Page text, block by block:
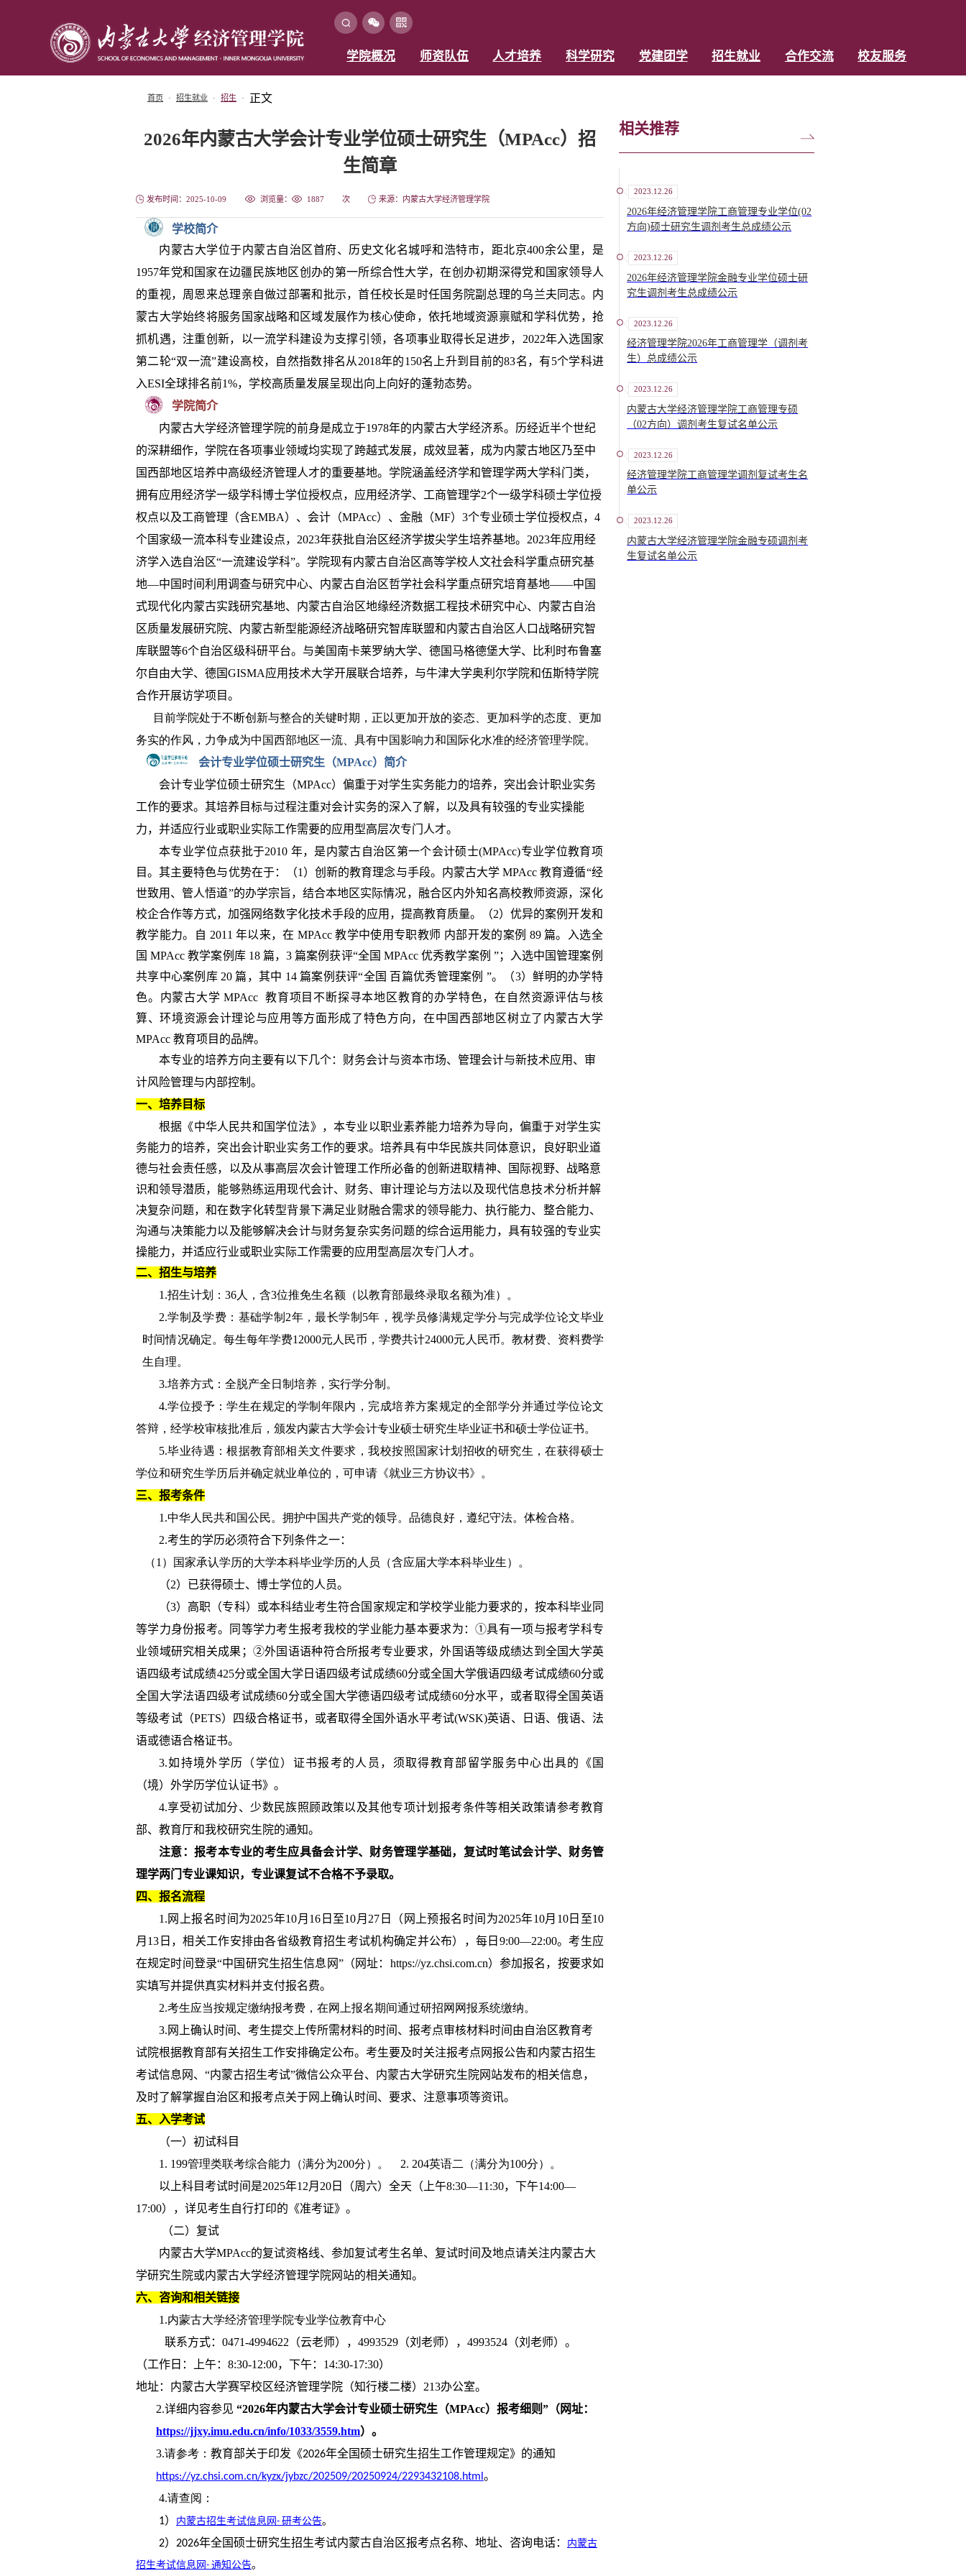
学院概况 师资队伍 人才培养 科学研究 党建团学 招生就业 合作交流 校友服务
首页 · 招生就业 · 招生 · 正文
2026年内蒙古大学会计专业学位硕士研究生（MPAcc）招
生简章
发布时间：2025-10-09 浏览量： 1887 次 来源：内蒙古大学经济管理学院
学校简介
内蒙古大学位于内蒙古自治区首府、历史文化名城呼和浩特市，距北京400余公里，是
1957年党和国家在边疆民族地区创办的第一所综合性大学，在创办初期深得党和国家领导人
的重视，周恩来总理亲自做过部署和批示，首任校长是时任国务院副总理的乌兰夫同志。内
蒙古大学始终将服务国家战略和区域发展作为核心使命，依托地域资源禀赋和学科优势，抢
抓机遇，注重创新，以一流学科建设为支撑引领，各项事业取得长足进步，2022年入选国家
第二轮“双一流”建设高校，自然指数排名从2018年的150名上升到目前的83名，有5个学科进
入ESI全球排名前1%，学校高质量发展呈现出向上向好的蓬勃态势。
学院简介
内蒙古大学经济管理学院的前身是成立于1978年的内蒙古大学经济系。历经近半个世纪
的深耕细作，学院在各项事业领域均实现了跨越式发展，成效显著，成为内蒙古地区乃至中
国西部地区培养中高级经济管理人才的重要基地。学院涵盖经济学和管理学两大学科门类，
拥有应用经济学一级学科博士学位授权点，应用经济学、工商管理学2个一级学科硕士学位授
权点以及工商管理（含EMBA）、会计（MPAcc）、金融（MF） 3个专业硕士学位授权点， 4
个国家级一流本科专业建设点， 2023年获批自治区经济学拔尖学生培养基地。 2023年应用经
济学入选自治区“一流建设学科”。学院现有内蒙古自治区高等学校人文社会科学重点研究基
地—中国时间利用调查与研究中心、内蒙古自治区哲学社会科学重点研究培育基地——中国
式现代化内蒙古实践研究基地、内蒙古自治区地缘经济数据工程技术研究中心、内蒙古自治
区质量发展研究院、内蒙古新型能源经济战略研究智库联盟和内蒙古自治区人口战略研究智
库联盟等6个自治区级科研平台。与美国南卡莱罗纳大学、德国马格德堡大学、比利时布鲁塞
尔自由大学、德国GISMA应用技术大学开展联合培养，与牛津大学奥利尔学院和伍斯特学院
合作开展访学项目。
目前学院处于不断创新与整合的关键时期，正以更加开放的姿态、更加科学的态度、更加
务实的作风，力争成为中国西部地区一流、具有中国影响力和国际化水准的经济管理学院。
会计专业学位硕士研究生（MPAcc）简介
会计专业学位硕士研究生（MPAcc）偏重于对学生实务能力的培养，突出会计职业实务
工作的要求。其培养目标与过程注重对会计实务的深入了解，以及具有较强的专业实操能
力，并适应行业或职业实际工作需要的应用型高层次专门人才。
本专业学位点获批于2010 年，是内蒙古自治区第一个会计硕士(MPAcc)专业学位教育项
目。其主要特色与优势在于：（1 ）创新的教育理念与手段。内蒙古大学MPAcc教育遵循“经
世致用、管人悟道”的办学宗旨，结合本地区实际情况，融合区内外知名高校教师资源，深化
校企合作等方式，加强网络数字化技术手段的应用，提高教育质量。（2）优异的案例开发和
教学能力。自 2011 年以来，在 MPAcc教学中使用专职教师 内部开发的案例 89篇。入选全
国MPAcc教学案例库 18 篇，3篇案例获评“全国MPAcc优秀教学案例 ”；入选中国管理案例
共享中心案例库 20篇，其中 14篇案例获评“全国 百篇优秀管理案例 ”。（3）鲜明的办学特
色。内蒙古大学MPAcc 教育项目不断探寻本地区教育的办学特色，在自然资源评估与核
算、环境资源会计理论与应用等方面形成了特色方向，在中国西部地区树立了内蒙古大学
MPAcc 教育项目的品牌。
本专业的培养方向主要有以下几个：财务会计与资本市场、管理会计与新技术应用、审
计风险管理与内部控制。
一、培养目标
根据《中华人民共和国学位法》，本专业以职业素养能力培养为导向，偏重于对学生实
务能力的培养，突出会计职业实务工作的要求。 培养具有中华民族共同体意识，良好职业道
德与社会责任感，以及从事高层次会计管理工作所必备的创新进取精神、国际视野、战略意
识和领导潜质，能够熟练运用现代会计、财务、审计理论与方法以及现代信息技术分析并解
决复杂问题，和在数字化转型背景下满足业财融合需求的领导能力、执行能力、整合能力、
沟通与决策能力以及能够解决会计与财务复杂实务问题的综合运用能力， 具有较强的专业实
操能力，并适应行业或职业实际工作需要的应用型高层次专门人才。
二、招生与培养
1.招生计划： 36人，含3位推免生名额（以教育部最终录取名额为准）。
2.学制及学费：基础学制 2年，最长学制 5年，视学员修满规定学分与完成学位论文毕业
时间情况确定。每生每年学费12000元人民币，学费共计24000元人民币。教材费、资料费学
生自理。
3.培养方式：全脱产全日制培养，实行学分制。
4.学位授予：学生在规定的学制年限内，完成培养方案规定的全部学分并通过学位论文
答辩，经学校审核批准后，颁发内蒙古大学会计专业硕士研究生毕业证书和硕士学位证书。
5.毕业待遇：根据教育部相关文件要求，我校按照国家计划招收的研究生，在获得硕士
学位和研究生学历后并确定就业单位的，可申请《就业三方协议书》。
三、报考条件
1.中华人民共和国公民。拥护中国共产党的领导。品德良好，遵纪守法。体检合格。
2.考生的学历必须符合下列条件之一：
（1 ）国家承认学历的大学本科毕业学历的人员（含应届大学本科毕业生）。
（2）已获得硕士、博士学位的人员。
（3）高职（专科）或本科结业考生符合国家规定和学校学业能力要求的，按本科毕业同
等学力身份报考。同等学力考生报考我校的学业能力基本要求为：①具有一项与报考学科专
业领域研究相关成果；②外国语语种符合所报考专业要求，外国语等级成绩达到全国大学英
语四级考试成绩425分或全国大学日语四级考试成绩60分或全国大学俄语四级考试成绩60分或
全国大学法语四级考试成绩60分或全国大学德语四级考试成绩60分水平，或者取得全国英语
等级考试（PETS）四级合格证书，或者取得全国外语水平考试(WSK)英语、日语、俄语、法
语或德语合格证书。
3.如持境外学历（学位）证书报考的人员，须取得教育部留学服务中心出具的《国
（境）外学历学位认证书》。
4.享受初试加分、少数民族照顾政策以及其他专项计划报考条件等相关政策请参考教育
部、教育厅和我校研究生院的通知。
注意：报考本专业的考生应具备会计学、财务管理学基础，复试时笔试会计学、财务管
理学两门专业课知识，专业课复试不合格不予录取。
四、报名流程
1. 网上报名时间为2025年10月 16 日至10月 27 日（网上预报名时间为2025年10月 10日至10
月 13 日，相关工作安排由各省级教育招生考试机构确定并公布），每日 9:00—22:00。考生应
在规定时间登录“中国研究生招生信息网”（网址： https://yz.chsi.com.cn）参加报名，按要求如
实填写并提供真实材料并支付报名费。
2.考生应当按规定缴纳报考费，在网上报名期间通过研招网网报系统缴纳。
3. 网上确认时间、考生提交上传所需材料的时间、报考点审核材料时间由自治区教育考
试院根据教育部有关招生工作安排确定公布。考生要及时关注报考点网报公告和内蒙古招生
考试信息网、“内蒙古招生考试”微信公众平台、内蒙古大学研究生院网站发布的相关信息，
及时了解掌握自治区和报考点关于网上确认时间、要求、注意事项等资讯。
五、入学考试
（一）初试科目
1. 199管理类联考综合能力（满分为200分）。 2. 204英语二（满分为100分）。
以上科目考试时间是2025年12月 20 日（周六）全天（上午8:30—11:30，下午14:00—
17:00），详见考生自行打印的《准考证》。
（二）复试
内蒙古大学MPAcc的复试资格线、参加复试考生名单、复试时间及地点请关注内蒙古大
学研究生院或内蒙古大学经济管理学院网站的相关通知。
六、咨询和相关链接
1.内蒙古大学经济管理学院专业学位教育中心
联系方式： 0471-4994622 （云老师）， 4993529 （刘老师）， 4993524 （刘老师）。
（工作日：上午： 8:30-12:00，下午： 14:30-17:30）
地址：内蒙古大学赛罕校区经济管理学院（知行楼二楼） 213办公室。
2.详细内容参见 “2026年内蒙古大学会计专业硕士研究生（MPAcc）报考细则”（网址：
https://jjxy.imu.edu.cn/info/1033/3559.htm）。
3.请参考： 教育部关于印发《2026年全国硕士研究生招生工作管理规定》的通知
https://yz.chsi.com.cn/kyzx/jybzc/202509/20250924/2293432108.html 。
4.请查阅：
1） 内蒙古招生考试信息网 - 研考公告。
2） 2026年全国硕士研究生招生考试内蒙古自治区报考点名称、地址、咨询电话：
内蒙古
招生考试信息网 - 通知公告。
相关推荐
2023.12.26
2026年经济管理学院工商管理专业学位(02
方向)硕士研究生调剂考生总成绩公示
2023.12.26
2026年经济管理学院金融专业学位硕士研
究生调剂考生总成绩公示
2023.12.26
经济管理学院2026年工商管理学（调剂考
生）总成绩公示
2023.12.26
内蒙古大学经济管理学院工商管理专硕
（02方向）调剂考生复试名单公示
2023.12.26
经济管理学院工商管理学调剂复试考生名
单公示
2023.12.26
内蒙古大学经济管理学院金融专硕调剂考
生复试名单公示